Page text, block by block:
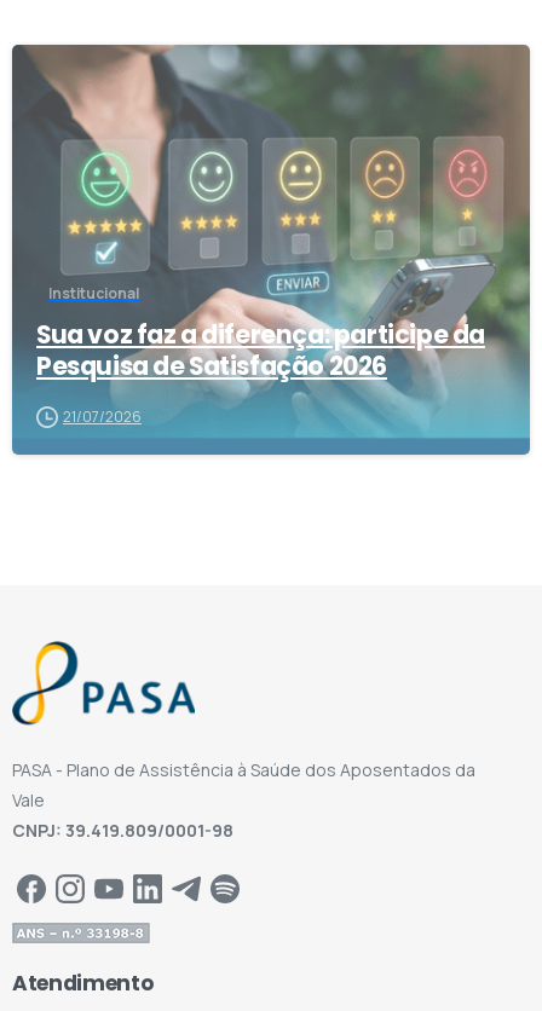
Institucional
Sua voz faz a diferença: participe da
Pesquisa de Satisfação 2026
21/07/2026
PASA - Plano de Assistência à Saúde dos Aposentados da
Vale
CNPJ: 39.419.809/0001-98
Atendimento